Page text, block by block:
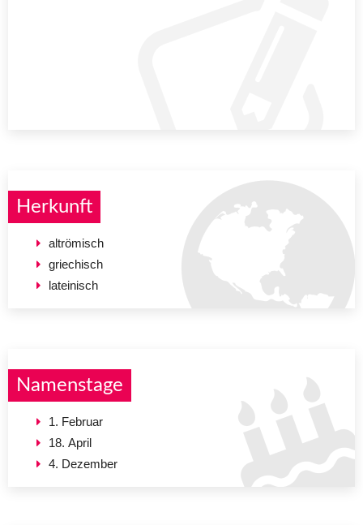
Herkunft
altrömisch
griechisch
lateinisch
Namenstage
1. Februar
18. April
4. Dezember